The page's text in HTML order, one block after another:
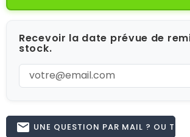
Recevoir la date prévue de
stock.
email UNE QUESTION PAR MAIL ? OU TÉL